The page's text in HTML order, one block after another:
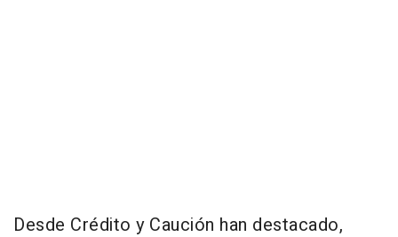
Desde Crédito y Caución han destacado,